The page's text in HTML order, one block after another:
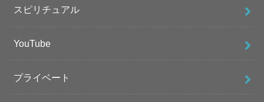
スピリチュアル
YouTube
プライベート